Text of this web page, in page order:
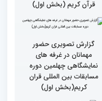
هشت بار مقام اول رشته
ترتیل را در مسابقات اروپایی
و آلمان کسب کرده ام
ایران مهد قرآن است/ سطح
مسابقات ایران خیلی بالاست